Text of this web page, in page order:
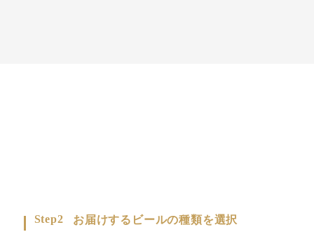
Step2 お届けするビールの種類を選択